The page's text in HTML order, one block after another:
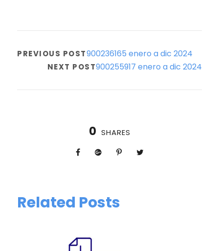
PREVIOUS POST900236165 enero a dic 2024
NEXT POST900255917 enero a dic 2024
0 SHARES
Related Posts